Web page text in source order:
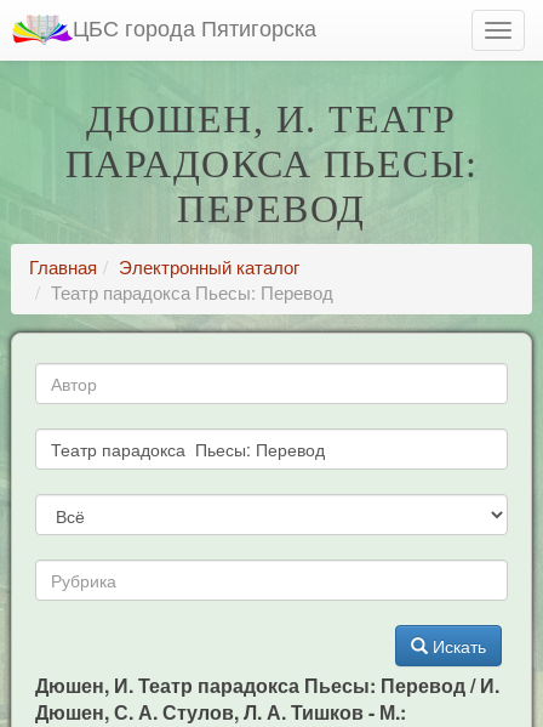
ЦБС города Пятигорска
ДЮШЕН, И. ТЕАТР
ПАРАДОКСА ПЬЕСЫ:
ПЕРЕВОД
Главная
Электронный каталог
Театр парадокса Пьесы: Перевод
Искать
Дюшен, И. Театр парадокса Пьесы: Перевод / И.
Дюшен, С. А. Стулов, Л. А. Тишков - М.: